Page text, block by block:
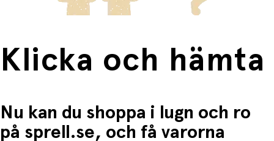
• Använd affischen som inspiration till rollekar
• Låt barnet berätta egna historier utifrån bilden
Produktspecifikationer:
• Material: Papper (affischkvalitet)
• Passar: Standardram 50 x 70 cm
Klicka och hämta
Nu kan du shoppa i lugn och ro
på sprell.se, och få varorna